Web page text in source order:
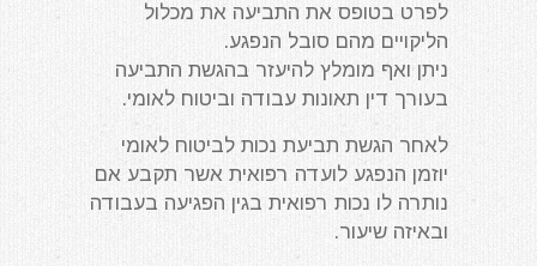
לפרט בטופס את התביעה את מכלול
הליקויים מהם סובל הנפגע.
ניתן ואף מומלץ להיעזר בהגשת התביעה
בעורך דין תאונות עבודה וביטוח לאומי.
לאחר הגשת תביעת נכות לביטוח לאומי
יוזמן הנפגע לועדה רפואית אשר תקבע אם
נותרה לו נכות רפואית בגין הפגיעה בעבודה
ובאיזה שיעור.